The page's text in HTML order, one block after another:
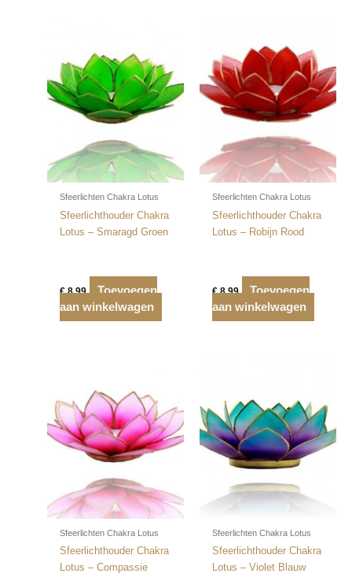
Sfeerlichten Chakra Lotus
Sfeerlichthouder Chakra
Lotus – Smaragd Groen
€8,99
Toevoegen
aan winkelwagen
Sfeerlichten Chakra Lotus
Sfeerlichthouder Chakra
Lotus – Robijn Rood
€8,99
Toevoegen
aan winkelwagen
Sfeerlichten Chakra Lotus
Sfeerlichthouder Chakra
Lotus – Compassie
Sfeerlichten Chakra Lotus
Sfeerlichthouder Chakra
Lotus – Violet Blauw